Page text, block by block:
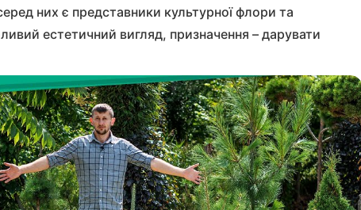
них є представники культурної флори та
естетичний вигляд, призначення – дарувати